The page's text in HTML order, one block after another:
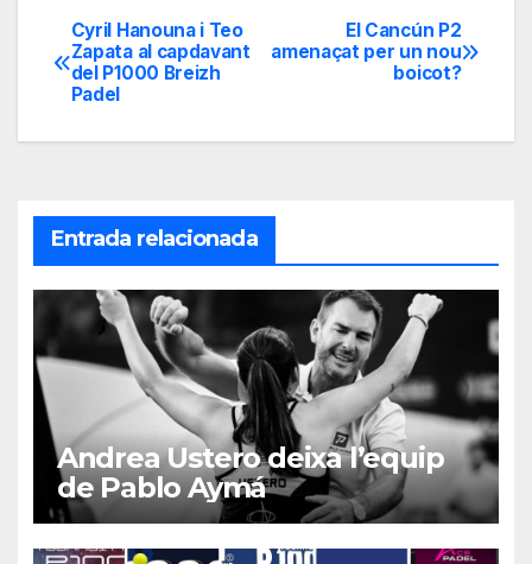
Navegación
de
entradas
El Cancún P2
amenaçat per un nou
boicot?
Cyril Hanouna i Teo
Zapata al capdavant
del P1000 Breizh
Padel
Entrada relacionada
Andrea Ustero deixa l’equip
de Pablo Aymá